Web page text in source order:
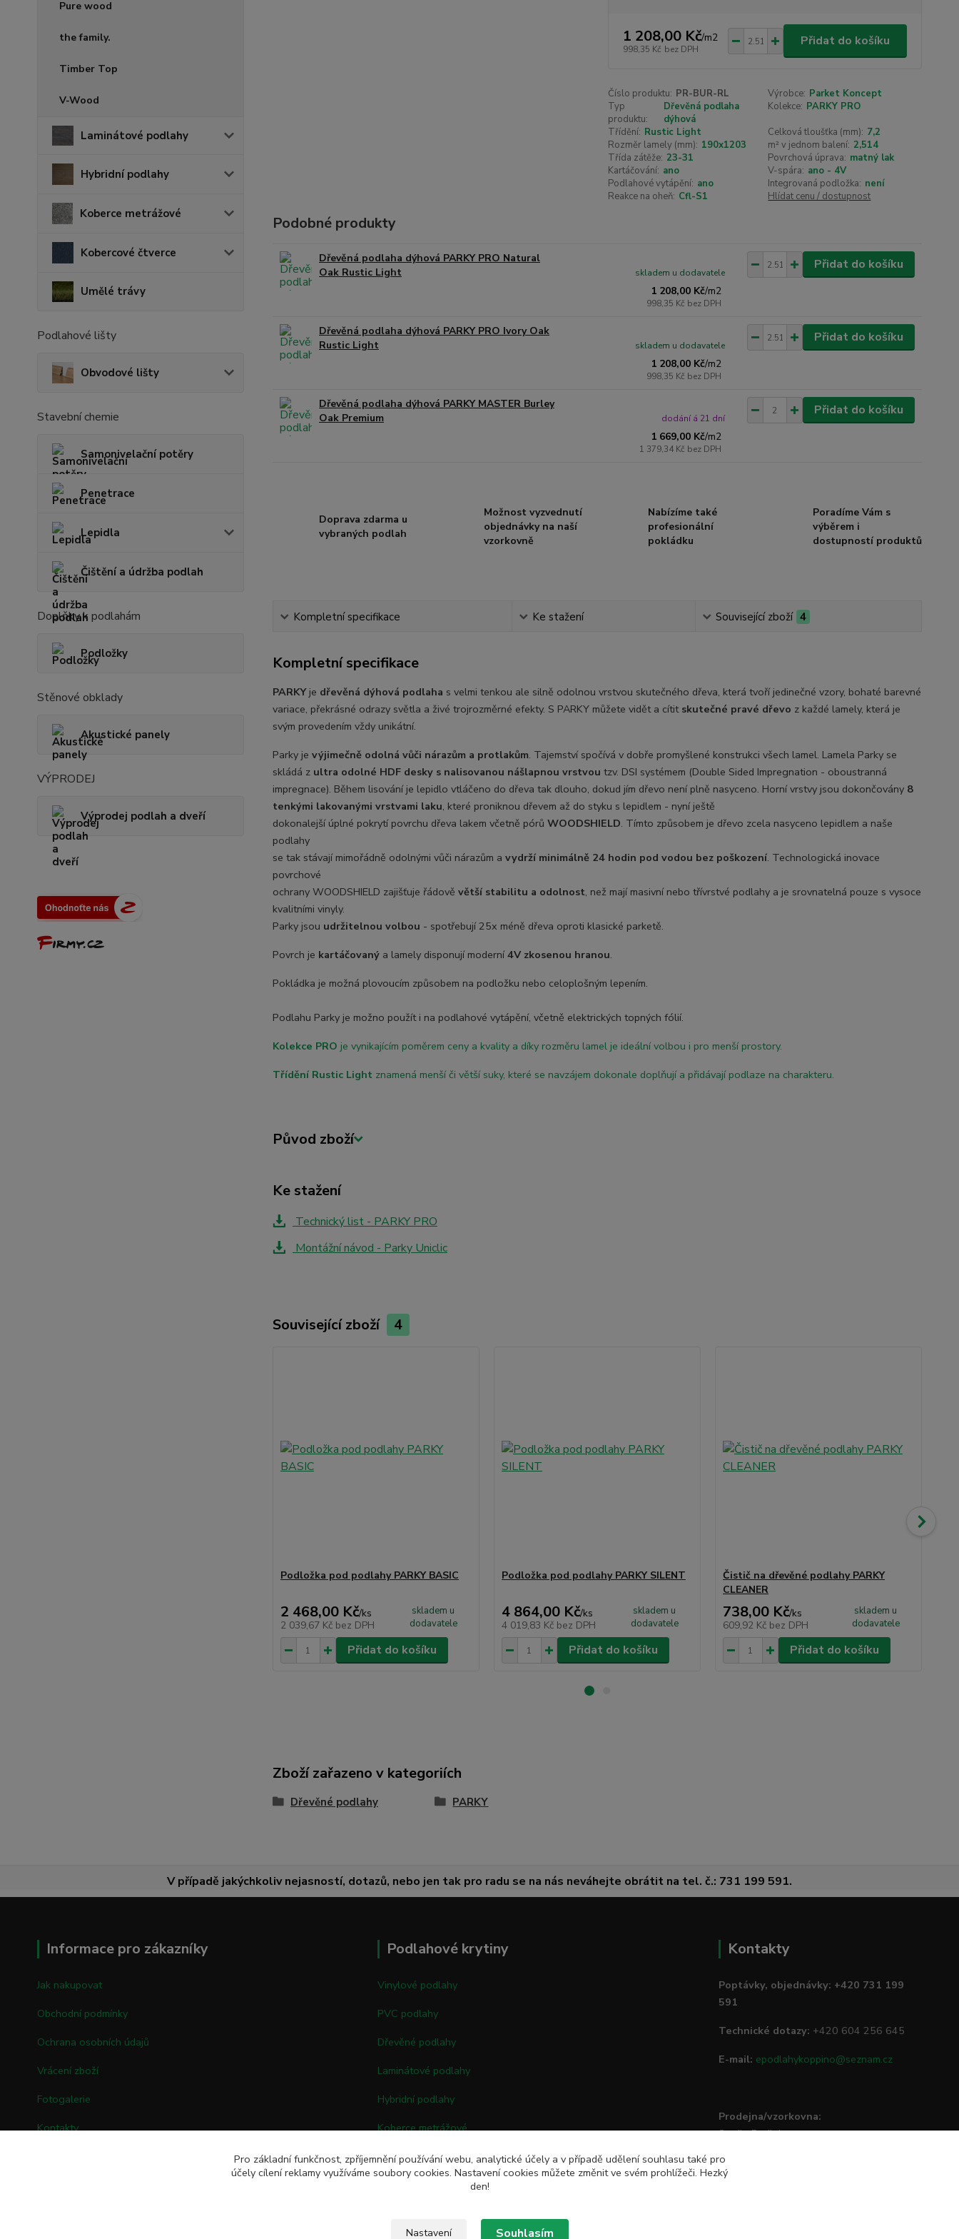
Pure wood
the family.
Timber Top
V-Wood
Laminátové podlahy
Hybridní podlahy
Koberce metrážové
Kobercové čtverce
Umělé trávy
Podlahové lišty
Obvodové lišty
Stavební chemie
Samonivelační potěry
Penetrace
Lepidla
Čištění a údržba podlah
Doplňky k podlahám
Podložky
Stěnové obklady
Akustické panely
VÝPRODEJ
Výprodej podlah a dveří
1 208,00 Kč/m2
998,35 Kč bez DPH
Přidat do košíku
Číslo produktu: PR-BUR-RL Výrobce: Parket Koncept
Typ
produktu:
Dřevěná podlaha
dýhová
Kolekce: PARKY PRO
Třídění: Rustic Light Celková tloušťka (mm): 7,2
Rozměr lamely (mm): 190x1203 m² v jednom balení: 2,514
Třída zátěže: 23-31 Povrchová úprava: matný lak
Kartáčování: ano V-spára: ano - 4V
Podlahové vytápění: ano Integrovaná podložka: není
Reakce na oheň: Cfl-S1 Hlídat cenu / dostupnost
Podobné produkty
Dřevěná podlaha dýhová PARKY PRO Natural
Oak Rustic Light
1 208,00 Kč/m2
998,35 Kč bez DPH
skladem u dodavatele
Přidat do košíku
Dřevěná podlaha dýhová PARKY PRO Ivory Oak
Rustic Light
1 208,00 Kč/m2
998,35 Kč bez DPH
skladem u dodavatele
Přidat do košíku
Dřevěná podlaha dýhová PARKY MASTER Burley
Oak Premium
1 669,00 Kč/m2
1 379,34 Kč bez DPH
dodání á 21 dní
Přidat do košíku
Doprava zdarma u
vybraných podlah
Možnost vyzvednutí
objednávky na naší
vzorkovně
Nabízíme také
profesionální
pokládku
Poradíme Vám s
výběrem i
dostupností produktů
Kompletní specifikace Ke stažení Související zboží 4
Kompletní specifikace
PARKYje dřevěná dýhová podlaha s velmi tenkou ale silně odolnou vrstvou skutečného dřeva, která tvoří jedinečné vzory, bohaté barevné
variace, překrásné odrazy světla a živé trojrozměrné efekty. S PARKY můžete vidět a cítit skutečné pravé dřevo z každé lamely, která je
svým provedením vždy unikátní.
Parky je výjimečně odolná vůči nárazům a protlakům. Tajemství spočívá v dobře promyšlené konstrukci všech lamel. Lamela Parky se
skládá z ultra odolné HDF desky s nalisovanou nášlapnou vrstvou tzv. DSI systémem (Double Sided Impregnation - oboustranná
impregnace). Během lisování je lepidlo vtláčeno do dřeva tak dlouho, dokud jím dřevo není plně nasyceno. Horní vrstvy jsou dokončovány 8
tenkými lakovanými vrstvami laku, které proniknou dřevem až do styku s lepidlem - nyní ještě
dokonalejší úplné pokrytí povrchu dřeva lakem včetně pórů WOODSHIELD. Tímto způsobem je dřevo zcela nasyceno lepidlem a naše
podlahy
se tak stávají mimořádně odolnými vůči nárazům a vydrží minimálně 24 hodin pod vodou bez poškození. Technologická inovace
povrchové
ochrany WOODSHIELD zajišťuje řádově větší stabilitu a odolnost, než mají masivní nebo třívrstvé podlahy a je srovnatelná pouze s vysoce
kvalitními vinyly.
Parky jsou udržitelnou volbou - spotřebují 25x méně dřeva oproti klasické parketě.
Povrch je kartáčovanýa lamely disponují moderní4V zkosenou hranou.
Pokládka je možná plovoucím způsobem na podložku nebo celoplošným lepením.
Podlahu Parky je možno použít i na podlahové vytápění, včetně elektrických topných fólií.
Kolekce PRO je vynikajícím poměrem ceny a kvality a díky rozměru lamel je ideální volbou i pro menší prostory.
Třídění Rustic Light znamená menší či větší suky, které se navzájem dokonale doplňují a přidávají podlaze na charakteru.
Původ zboží
Ke stažení
Technický list - PARKY PRO
Montážní návod - Parky Uniclic
Související zboží 4
Podložka pod podlahy PARKY BASIC
2 468,00 Kč/ks
2 039,67 Kč bez DPH
skladem u
dodavatele
Přidat do košíku
Podložka pod podlahy PARKY SILENT
4 864,00 Kč/ks
4 019,83 Kč bez DPH
skladem u
dodavatele
Přidat do košíku
Čistič na dřevěné podlahy PARKY
CLEANER
738,00 Kč/ks
609,92 Kč bez DPH
skladem u
dodavatele
Přidat do košíku
Zboží zařazeno v kategoriích
Dřevěné podlahy PARKY
V případě jakýchkoliv nejasností, dotazů, nebo jen tak pro radu se na nás neváhejte obrátit na tel. č.: 731 199 591.
Informace pro zákazníky
Jak nakupovat
Obchodní podmínky
Ochrana osobních údajů
Vrácení zboží
Fotogalerie
Kontakty
Podlahové krytiny
Vinylové podlahy
PVC podlahy
Dřevěné podlahy
Laminátové podlahy
Hybridní podlahy
Koberce metrážové
Kobercové čtverce
Kontakty
Poptávky, objednávky: +420 731 199
591
Technické dotazy: +420 604 256 645
E-mail: epodlahykoppino@seznam.cz
Prodejna/vzorkovna:
Studio Podlah
74801 Hlučín
Pro základní funkčnost, zpříjemnění používání webu, analytické účely a v případě udělení souhlasu také pro
účely cílení reklamy využíváme soubory cookies. Nastavení cookies můžete změnit ve svém prohlížeči. Hezký
den!
Nastavení Souhlasím